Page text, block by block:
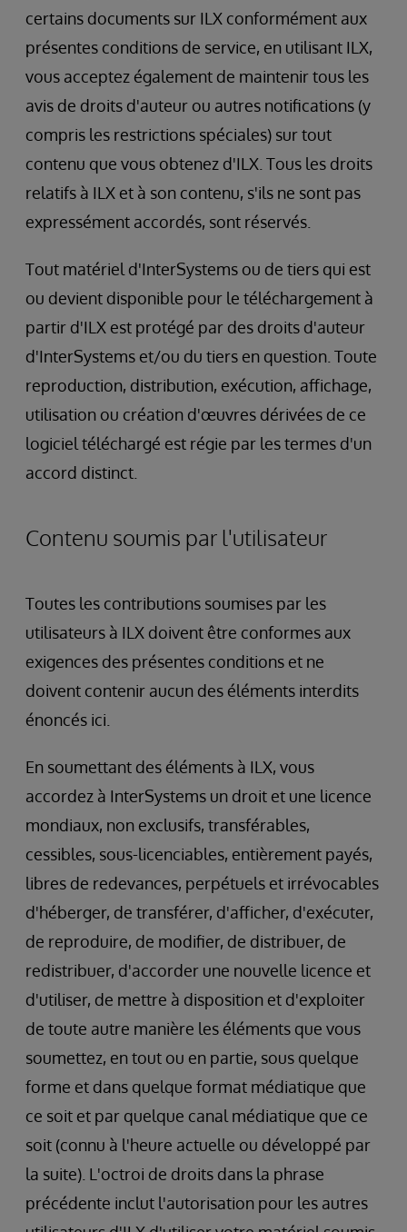
certains documents sur ILX conformément aux
présentes conditions de service, en utilisant ILX,
vous acceptez également de maintenir tous les
avis de droits d'auteur ou autres notifications (y
compris les restrictions spéciales) sur tout
contenu que vous obtenez d'ILX. Tous les droits
relatifs à ILX et à son contenu, s'ils ne sont pas
expressément accordés, sont réservés.
Tout matériel d'InterSystems ou de tiers qui est
ou devient disponible pour le téléchargement à
partir d'ILX est protégé par des droits d'auteur
d'InterSystems et/ou du tiers en question. Toute
reproduction, distribution, exécution, affichage,
utilisation ou création d'œuvres dérivées de ce
logiciel téléchargé est régie par les termes d'un
accord distinct.
Contenu soumis par l'utilisateur
Toutes les contributions soumises par les
utilisateurs à ILX doivent être conformes aux
exigences des présentes conditions et ne
doivent contenir aucun des éléments interdits
énoncés ici.
En soumettant des éléments à ILX, vous
accordez à InterSystems un droit et une licence
mondiaux, non exclusifs, transférables,
cessibles, sous-licenciables, entièrement payés,
libres de redevances, perpétuels et irrévocables
d'héberger, de transférer, d'afficher, d'exécuter,
de reproduire, de modifier, de distribuer, de
redistribuer, d'accorder une nouvelle licence et
d'utiliser, de mettre à disposition et d'exploiter
de toute autre manière les éléments que vous
soumettez, en tout ou en partie, sous quelque
forme et dans quelque format médiatique que
ce soit et par quelque canal médiatique que ce
soit (connu à l'heure actuelle ou développé par
la suite). L'octroi de droits dans la phrase
précédente inclut l'autorisation pour les autres